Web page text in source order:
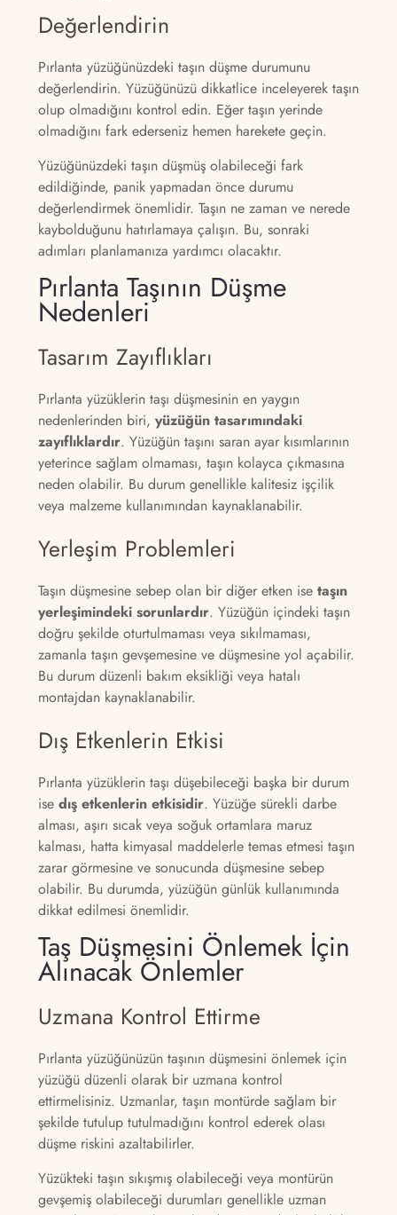
Değerlendirin
Pırlanta yüzüğünüzdeki taşın düşme durumunu
değerlendirin. Yüzüğünüzü dikkatlice inceleyerek taşın
olup olmadığını kontrol edin. Eğer taşın yerinde
olmadığını fark ederseniz hemen harekete geçin.
Yüzüğünüzdeki taşın düşmüş olabileceği fark
edildiğinde, panik yapmadan önce durumu
değerlendirmek önemlidir. Taşın ne zaman ve nerede
kaybolduğunu hatırlamaya çalışın. Bu, sonraki
adımları planlamanıza yardımcı olacaktır.
Pırlanta Taşının Düşme
Nedenleri
Tasarım Zayıflıkları
Pırlanta yüzüklerin taşı düşmesinin en yaygın
nedenlerinden biri, yüzüğün tasarımındaki
zayıflıklardır. Yüzüğün taşını saran ayar kısımlarının
yeterince sağlam olmaması, taşın kolayca çıkmasına
neden olabilir. Bu durum genellikle kalitesiz işçilik
veya malzeme kullanımından kaynaklanabilir.
Yerleşim Problemleri
Taşın düşmesine sebep olan bir diğer etken ise taşın
yerleşimindeki sorunlardır. Yüzüğün içindeki taşın
doğru şekilde oturtulmaması veya sıkılmaması,
zamanla taşın gevşemesine ve düşmesine yol açabilir.
Bu durum düzenli bakım eksikliği veya hatalı
montajdan kaynaklanabilir.
Dış Etkenlerin Etkisi
Pırlanta yüzüklerin taşı düşebileceği başka bir durum
ise dış etkenlerin etkisidir. Yüzüğe sürekli darbe
alması, aşırı sıcak veya soğuk ortamlara maruz
kalması, hatta kimyasal maddelerle temas etmesi taşın
zarar görmesine ve sonucunda düşmesine sebep
olabilir. Bu durumda, yüzüğün günlük kullanımında
dikkat edilmesi önemlidir.
Taş Düşmesini Önlemek İçin
Alınacak Önlemler
Uzmana Kontrol Ettirme
Pırlanta yüzüğünüzün taşının düşmesini önlemek için
yüzüğü düzenli olarak bir uzmana kontrol
ettirmelisiniz. Uzmanlar, taşın montürde sağlam bir
şekilde tutulup tutulmadığını kontrol ederek olası
düşme riskini azaltabilirler.
Yüzükteki taşın sıkışmış olabileceği veya montürün
gevşemiş olabileceği durumları genellikle uzman